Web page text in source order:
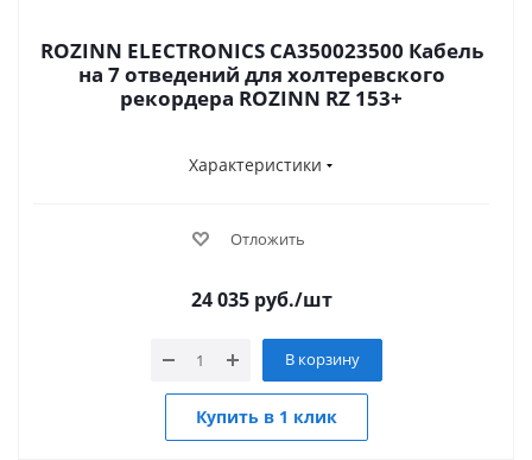
ROZINN ELECTRONICS CA350023500 Кабель
на 7 отведений для холтеревского
рекордера ROZINN RZ 153+
Характеристики
Отложить
24 035 руб./шт
В корзину
Купить в 1 клик